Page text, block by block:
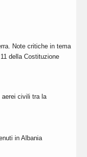
Note critiche in tema
della Costituzione
aerei civili tra la
in Albania